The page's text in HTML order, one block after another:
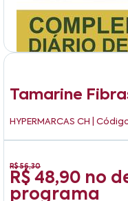
Tamarine
HYPERMARCAS CH |
R$ 56,30
R$ 48,90 no
programa